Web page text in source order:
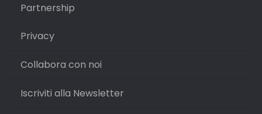
Partnership
Privacy
Collabora con noi
Iscriviti alla Newsletter